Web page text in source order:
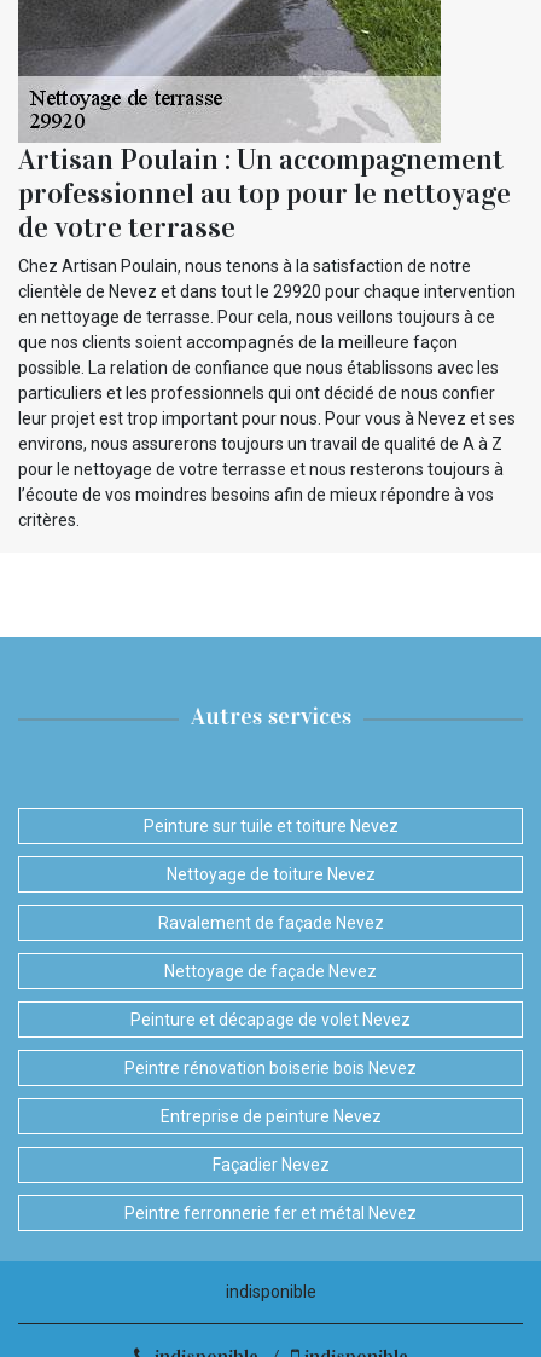
Artisan Poulain : Un accompagnement
professionnel au top pour le nettoyage
de votre terrasse
Chez Artisan Poulain, nous tenons à la satisfaction de notre
clientèle de Nevez et dans tout le 29920 pour chaque intervention
en nettoyage de terrasse. Pour cela, nous veillons toujours à ce
que nos clients soient accompagnés de la meilleure façon
possible. La relation de confiance que nous établissons avec les
particuliers et les professionnels qui ont décidé de nous confier
leur projet est trop important pour nous. Pour vous à Nevez et ses
environs, nous assurerons toujours un travail de qualité de A à Z
pour le nettoyage de votre terrasse et nous resterons toujours à
l’écoute de vos moindres besoins afin de mieux répondre à vos
critères.
Autres services
Peinture sur tuile et toiture Nevez
Nettoyage de toiture Nevez
Ravalement de façade Nevez
Nettoyage de façade Nevez
Peinture et décapage de volet Nevez
Peintre rénovation boiserie bois Nevez
Entreprise de peinture Nevez
Façadier Nevez
Peintre ferronnerie fer et métal Nevez
indisponible